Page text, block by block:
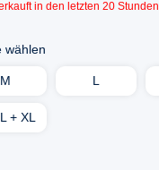
in den letzten 20 Stunden
wählen
M L
+ XL